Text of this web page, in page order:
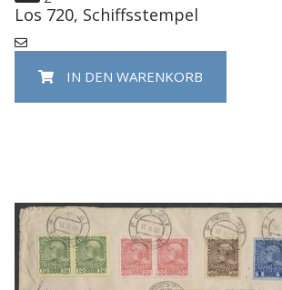
Los 720, Schiffsstempel
IN DEN WARENKORB